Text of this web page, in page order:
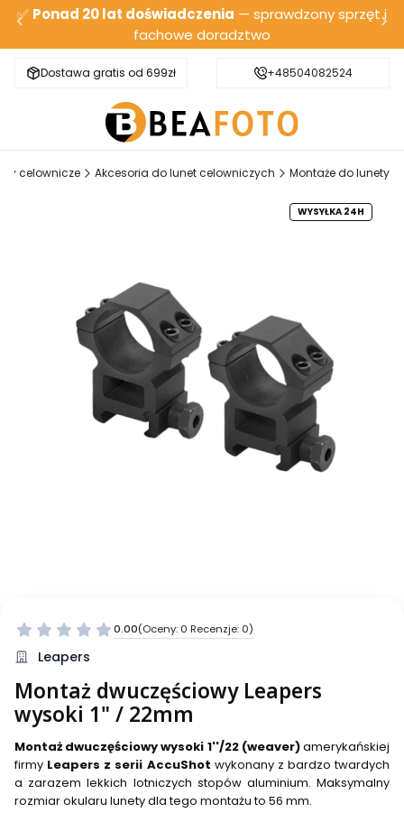
✅ Ponad 20 lat doświadczenia — sprawdzony sprzęt i
fachowe doradztwo
Dostawa gratis od 699zł Bezpieczna wysyłka
+48504082524
celownicze Akcesoria do lunet celowniczych Montaże do lunety
WYSYŁKA 24H
0.00(Oceny: 0 Recenzje: 0)
Leapers
Montaż dwuczęściowy Leapers
wysoki 1" / 22mm
Montaż dwuczęściowy wysoki 1''/22 (weaver)amerykańskiej
firmy Leapers z serii AccuShot wykonany z bardzo twardych
a zarazem lekkich lotniczych stopów aluminium. Maksymalny
rozmiar okularu lunety dla tego montażu to 56 mm.